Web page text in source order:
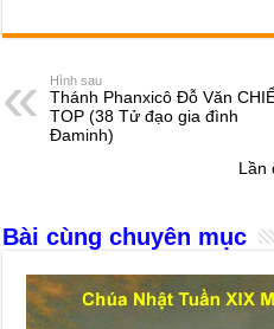
c
e
b
o
k
ss
e
n
at
s
A
Hình sau
Thánh Phanxicô Đỗ Văn
TOP (38 Tử đạo gia đình
Đaminh)
Lần
Bài cùng chuyên mục